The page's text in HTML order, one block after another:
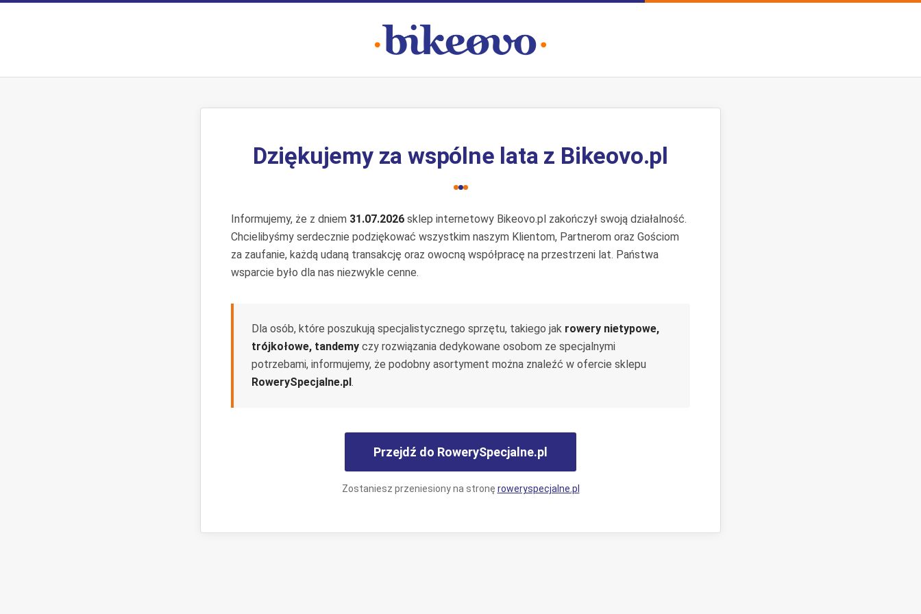
Dziękujemy za wspólne lata z Bikeovo.pl
Informujemy, że z dniem 31.07.2026 sklep internetowy Bikeovo.pl zakończył swoją działalność.
Chcielibyśmy serdecznie podziękować wszystkim naszym Klientom, Partnerom oraz Gościom
za zaufanie, każdą udaną transakcję oraz owocną współpracę na przestrzeni lat. Państwa
wsparcie było dla nas niezwykle cenne.
Dla osób, które poszukują specjalistycznego sprzętu, takiego jak rowery nietypowe,
trójkołowe, tandemy czy rozwiązania dedykowane osobom ze specjalnymi
potrzebami, informujemy, że podobny asortyment można znaleźć w ofercie sklepu
RowerySpecjalne.pl.
Przejdź do RowerySpecjalne.pl
Zostaniesz przeniesiony na stronę roweryspecjalne.pl